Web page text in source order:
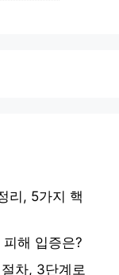
리, 5가지 핵
해 입증은?
차, 3단계로